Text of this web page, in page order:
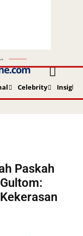
Celebrity Insight
Paskah